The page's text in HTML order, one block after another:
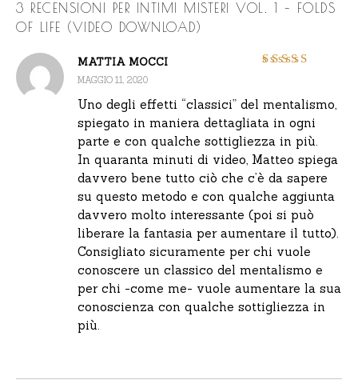
3 RECENSIONI PER
INTIMI MISTERI VOL. 1 – FOLDS
OF LIFE (VIDEO DOWNLOAD)
MATTIA MOCCI
MAGGIO 11, 2020
Uno degli effetti “classici” del mentalismo,
spiegato in maniera dettagliata in ogni
parte e con qualche sottigliezza in più.
In quaranta minuti di video, Matteo spiega
davvero bene tutto ciò che c’è da sapere
su questo metodo e con qualche aggiunta
davvero molto interessante (poi si può
liberare la fantasia per aumentare il tutto).
Consigliato sicuramente per chi vuole
conoscere un classico del mentalismo e
per chi -come me- vuole aumentare la sua
conoscienza con qualche sottigliezza in
più.